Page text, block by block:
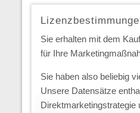
Sie erhalten mit dem
für Ihre
Sie haben also beliebig
Unsere Datensätze
Direktmarketingstrategie